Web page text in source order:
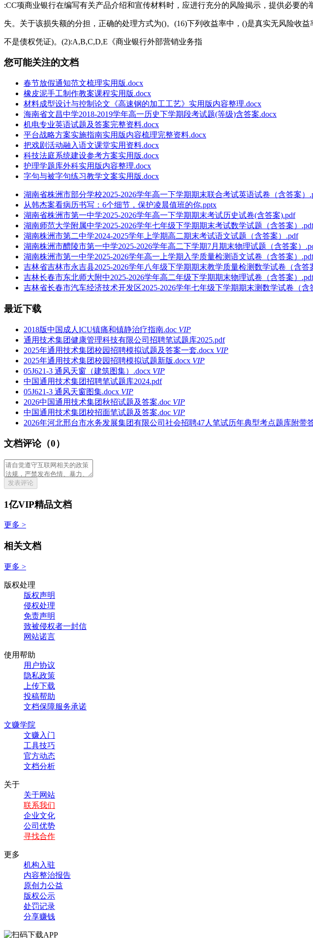
:CC项商业银行在编写有关产品介绍和宣传材料时，应进行充分的风险揭示，提供必要
失。关于该损失额的分担，正确的处理方式为()。(16)下列收益率中，()是真实无风险收
不是债权凭证)。(2):A,B,C,D,E《商业银行外部营销业务指
您可能关注的文档
春节放假通知范文梳理实用版.docx
橡皮泥手工制作教案课程实用版.docx
材料成型设计与控制论文《高速钢的加工工艺》实用版内容整理.docx
海南省文昌中学2018-2019学年高一历史下学期段考试题(等级)含答案.docx
机电专业英语试题及答案完整资料.docx
平台战略方案实施指南实用版内容梳理完整资料.docx
把戏剧活动融入语文课堂实用资料.docx
科技法庭系统建设参考方案实用版.docx
护理学题库外科实用版内容整理.docx
字句与被字句练习教学文案实用版.docx
湖南省株洲市部分学校2025-2026学年高一下学期期末联合考试英语试卷（含答案）
从韩杰案看病历书写：6个细节，保护凌晨值班的你.pptx
湖南省株洲市第一中学2025-2026学年高一下学期期末考试历史试卷(含答案).pdf
湖南师范大学附属中学2025-2026学年七年级下学期期末考试数学试题（含答案）
湖南株洲市第二中学2024-2025学年上学期高二期末考试语文试题（含答案）.pdf
湖南株洲市醴陵市第一中学2025-2026学年高二下学期7月期末物理试题（含答案）
湖南株洲市第一中学2025-2026学年高一上学期入学质量检测语文试卷（含答案）
吉林省吉林市永吉县2025-2026学年八年级下学期期末教学质量检测数学试卷（含答
吉林长春市东北师大附中2025-2026学年高二年级下学期期末物理试卷（含答案）
吉林省长春市汽车经济技术开发区2025-2026学年七年级下学期期末测数学试卷（含
最近下载
2018版中国成人ICU镇痛和镇静治疗指南.doc VIP
通用技术集团健康管理科技有限公司招聘笔试题库2025.pdf
2025年通用技术集团校园招聘模拟试题及答案一套.docx VIP
2025年通用技术集团校园招聘模拟试题新版.docx VIP
05J621-3 通风天窗（建筑图集）.docx VIP
中国通用技术集团招聘笔试题库2024.pdf
05J621-3 通风天窗图集.docx VIP
2026中国通用技术集团秋招试题及答案.doc VIP
中国通用技术集团校招面笔试题及答案.doc VIP
2026年河北邢台市水务发展集团有限公司社会招聘47人笔试历年典型考点题库附带
文档评论（0）
发表评论
1亿VIP精品文档
更多 >
相关文档
更多 >
版权处理
版权声明
侵权处理
免责声明
致被侵权者一封信
网站诺言
使用帮助
用户协议
隐私政策
上传下载
投稿帮助
文档保障服务承诺
文赚学院
文赚入门
工具技巧
官方动态
文档分析
关于
关于网站
联系我们
企业文化
公司优势
寻找合作
更多
机构入驻
内容整治报告
原创力公益
版权公示
处罚记录
分享赚钱